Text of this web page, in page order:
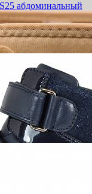
абдоминальный